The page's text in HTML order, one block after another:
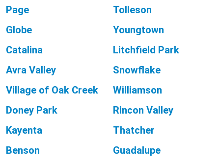
Page
Tolleson
Globe
Youngtown
Catalina
Litchfield Park
Avra Valley
Snowflake
Village of Oak Creek
Williamson
Doney Park
Rincon Valley
Kayenta
Thatcher
Benson
Guadalupe